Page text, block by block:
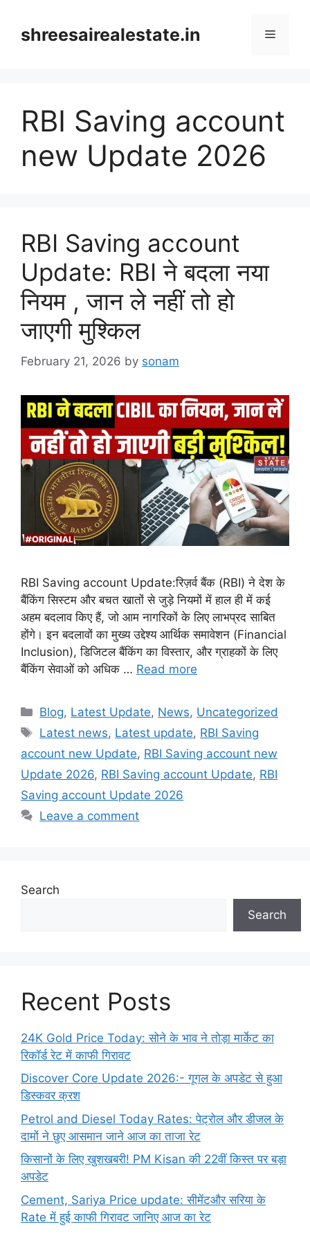
contentshreesairealestate.in Menu
RBI Saving account
new Update 2026
RBI Saving account
Update: RBI ने बदला नया
नियम , जान ले नहीं तो हो
जाएगी मुश्किल
February 21, 2026 by sonam
RBI Saving account Update:रिज़र्व बैंक (RBI) ने देश के
बैंकिंग सिस्टम और बचत खातों से जुड़े नियमों में हाल ही में कई
अहम बदलाव किए हैं, जो आम नागरिकों के लिए लाभप्रद साबित
होंगे। इन बदलावों का मुख्य उद्देश्य आर्थिक समावेशन (Financial
Inclusion), डिजिटल बैंकिंग का विस्तार, और ग्राहकों के लिए
बैंकिंग सेवाओं को अधिक … Read more
Categories
Blog, Latest Update, News, Uncategorized
Tags
Latest news, Latest update, RBI Saving
account new Update, RBI Saving account new
Update 2026, RBI Saving account Update, RBI
Saving account Update 2026
Leave a comment
Search
Search
Recent Posts
24K Gold Price Today: सोने के भाव ने तोड़ा मार्केट का
रिकॉर्ड रेट में काफी गिरावट
Discover Core Update 2026:- गूगल के अपडेट से हुआ
डिस्कवर क्रश
Petrol and Diesel Today Rates: पेट्रोल और डीजल के
दामों ने छुए आसमान जाने आज का ताजा रेट
किसानों के लिए खुशखबरी! PM Kisan की 22वीं किस्त पर बड़ा
अपडेट
Cement, Sariya Price update: सीमेंटऔर सरिया के
Rate में हुई काफी गिरावट जानिए आज का रेट